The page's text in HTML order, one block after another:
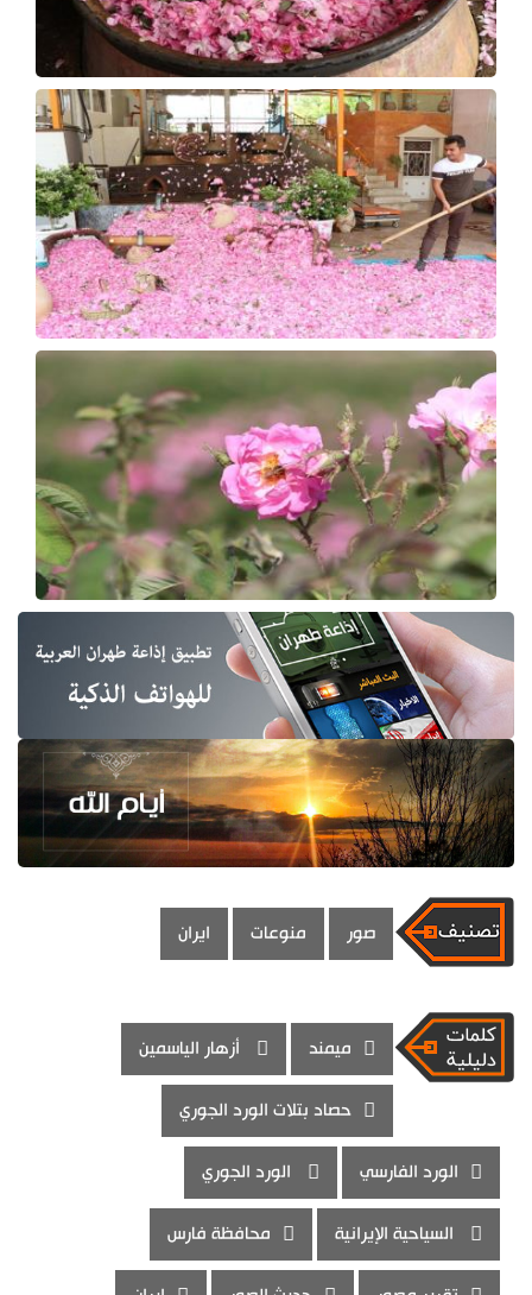
صور منوعات ايران
ميمند أزهار الياسمين
حصاد بتلات الورد الجوري
الورد الفارسي الورد الجوري
السياحية الإيرانية محافظة فارس